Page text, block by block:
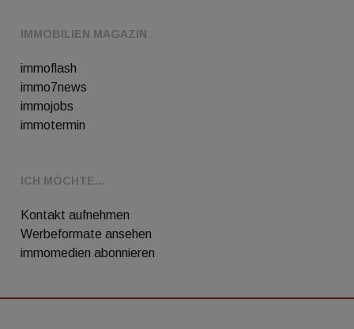
IMMOBILIEN MAGAZIN
immoflash
immo7news
immojobs
immotermin
ICH MÖCHTE...
Kontakt aufnehmen
Werbeformate ansehen
immomedien abonnieren